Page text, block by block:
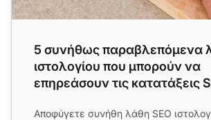
5 συνήθως παραβλεπόμενα
ιστολογίου που μπορούν να
επηρεάσουν τις κατατάξεις
Αποφύγετε συνήθη λάθη SEO